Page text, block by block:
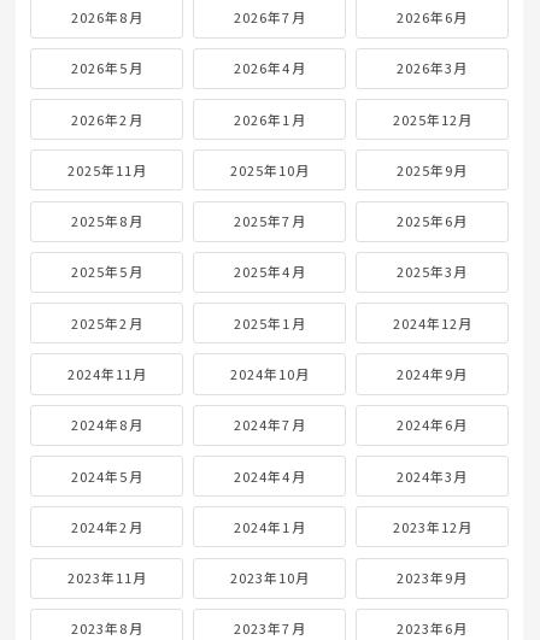
2026年8月 2026年7月 2026年6月
2026年5月 2026年4月 2026年3月
2026年2月 2026年1月 2025年12月
2025年11月 2025年10月 2025年9月
2025年8月 2025年7月 2025年6月
2025年5月 2025年4月 2025年3月
2025年2月 2025年1月 2024年12月
2024年11月 2024年10月 2024年9月
2024年8月 2024年7月 2024年6月
2024年5月 2024年4月 2024年3月
2024年2月 2024年1月 2023年12月
2023年11月 2023年10月 2023年9月
2023年8月 2023年7月 2023年6月